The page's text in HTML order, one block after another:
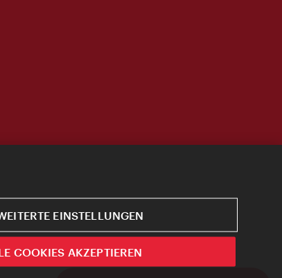
EINSTELLUNGEN
COOKIES AKZEPTIEREN